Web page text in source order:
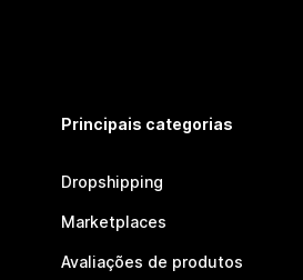
Principais categorias
Dropshipping
Marketplaces
Avaliações de produtos